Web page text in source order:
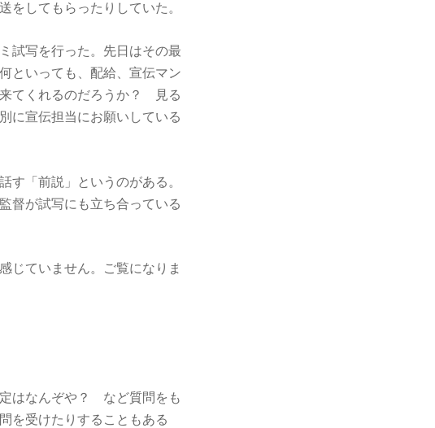
をしてもらったりしていた。
試写を行った。先日はその最
といっても、配給、宣伝マン
てくれるのだろうか？ 見る
に宣伝担当にお願いしている
す「前説」というのがある。
督が試写にも立ち合っている
じていません。ご覧になりま
はなんぞや？ など質問をも
を受けたりすることもある